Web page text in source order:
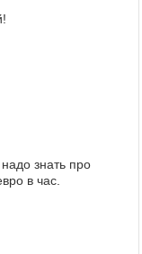
знать про
в час.